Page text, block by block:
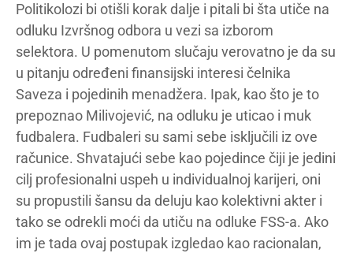
Politikolozi bi otišli korak dalje i pitali bi šta utiče na
odluku Izvršnog odbora u vezi sa izborom
selektora. U pomenutom slučaju verovatno je da su
u pitanju određeni finansijski interesi čelnika
Saveza i pojedinih menadžera. Ipak, kao što je to
prepoznao Milivojević, na odluku je uticao i muk
fudbalera. Fudbaleri su sami sebe isključili iz ove
računice. Shvatajući sebe kao pojedince čiji je jedini
cilj profesionalni uspeh u individualnoj karijeri, oni
su propustili šansu da deluju kao kolektivni akter i
tako se odrekli moći da utiču na odluke FSS-a. Ako
im je tada ovaj postupak izgledao kao racionalan,